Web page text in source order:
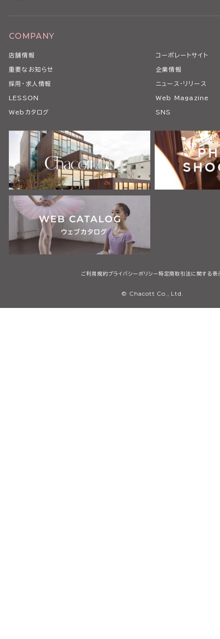
COMPANY
店舗情報 コーポレートサイト
重要なお知らせ 企業情報
採用・求人情報 ニュース・リリース
LESSON Web Magazine
Webカタログ SNS
ご利用規約プライバシーポリシー特定商取引法に関する表
© Chacott Co., Ltd.